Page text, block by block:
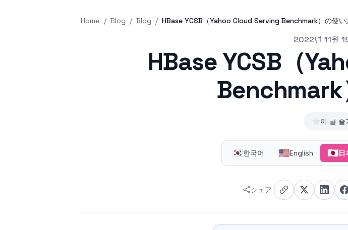
Home / Blog / Blog / HBase YCSB（Yahoo Cloud Serving Benchmark）の使い
2022년 11월
HBase YCSB（
⭐이 글 즐
🇰🇷한국어 🇺🇸English 🇯🇵日
シェア